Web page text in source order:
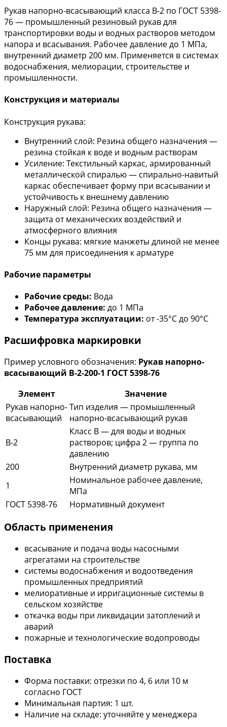
Рукав напорно-всасывающий класса В-2 по ГОСТ 5398-
76 — промышленный резиновый рукав для
транспортировки воды и водных растворов методом
напора и всасывания. Рабочее давление до 1 МПа,
внутренний диаметр 200 мм. Применяется в системах
водоснабжения, мелиорации, строительстве и
промышленности.
Конструкция и материалы
Конструкция рукава:
Внутренний слой: Резина общего назначения —
резина стойкая к воде и водным растворам
Усиление: Текстильный каркас, армированный
металлической спиралью — спирально-навитый
каркас обеспечивает форму при всасывании и
устойчивость к внешнему давлению
Наружный слой: Резина общего назначения —
защита от механических воздействий и
атмосферного влияния
Концы рукава: мягкие манжеты длиной не менее
75 мм для присоединения к арматуре
Рабочие параметры
Рабочие среды: Вода
Рабочее давление: до 1 МПа
Температура эксплуатации: от -35°С до 90°С
Расшифровка маркировки
Пример условного обозначения: Рукав напорно-
всасывающий В-2-200-1 ГОСТ 5398-76
Элемент
Значение
Рукав напорно-
всасывающий
Тип изделия — промышленный
напорно-всасывающий рукав
В-2
Класс В — для воды и водных
растворов; цифра 2 — группа по
давлению
200
Внутренний диаметр рукава, мм
1
Номинальное рабочее давление,
МПа
ГОСТ 5398-76
Нормативный документ
Область применения
всасывание и подача воды насосными
агрегатами на строительстве
системы водоснабжения и водоотведения
промышленных предприятий
мелиоративные и ирригационные системы в
сельском хозяйстве
откачка воды при ликвидации затоплений и
аварий
пожарные и технологические водопроводы
Поставка
Форма поставки: отрезки по 4, 6 или 10 м
согласно ГОСТ
Минимальная партия: 1 шт.
Наличие на складе: уточняйте у менеджера